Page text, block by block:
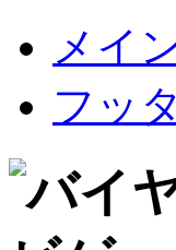
メイ
フッ